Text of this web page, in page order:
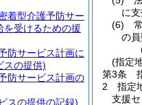
に
(6)
の
(指定
第3条
2
指定
支援
着型介護予防サー
を受けるための援
防サービス計画に
スの提供)
防サービス計画の
スの提供の記録)